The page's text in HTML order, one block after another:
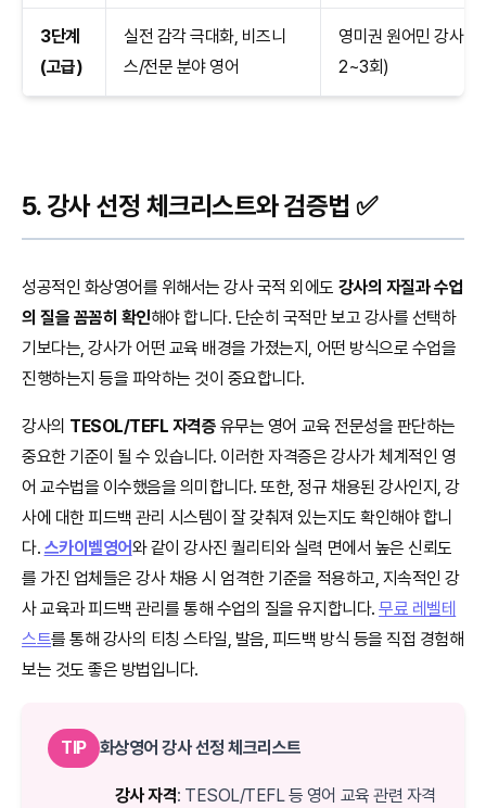
3단계
(고급)
실전 감각 극대화, 비즈니
스/전문 분야 영어
영미권 원어민 강사 (
2~3회)
5. 강사 선정 체크리스트와 검증법 ✅
성공적인 화상영어를 위해서는 강사 국적 외에도 강사의 자질과 수업
의 질을 꼼꼼히 확인해야 합니다. 단순히 국적만 보고 강사를 선택하
기보다는, 강사가 어떤 교육 배경을 가졌는지, 어떤 방식으로 수업을
진행하는지 등을 파악하는 것이 중요합니다.
강사의 TESOL/TEFL 자격증 유무는 영어 교육 전문성을 판단하는
중요한 기준이 될 수 있습니다. 이러한 자격증은 강사가 체계적인 영
어 교수법을 이수했음을 의미합니다. 또한, 정규 채용된 강사인지, 강
사에 대한 피드백 관리 시스템이 잘 갖춰져 있는지도 확인해야 합니
다. 스카이벨영어와 같이 강사진 퀄리티와 실력 면에서 높은 신뢰도
를 가진 업체들은 강사 채용 시 엄격한 기준을 적용하고, 지속적인 강
사 교육과 피드백 관리를 통해 수업의 질을 유지합니다.무료 레벨테
스트를 통해 강사의 티칭 스타일, 발음, 피드백 방식 등을 직접 경험해
보는 것도 좋은 방법입니다.
TIP 화상영어 강사 선정 체크리스트
강사 자격: TESOL/TEFL 등 영어 교육 관련 자격